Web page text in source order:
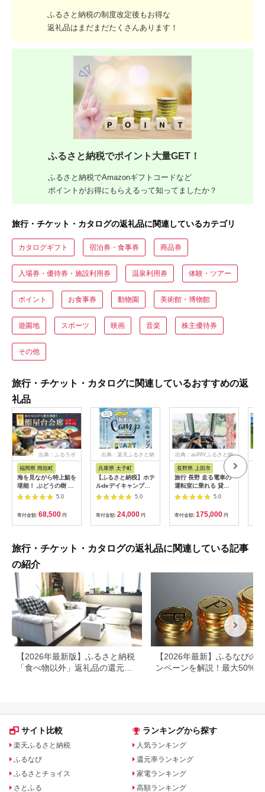
ふるさと納税の制度改定後もお得な
返礼品はまだまだたくさんあります！
ふるさと納税でポイント大量GET！
ふるさと納税でAmazonギフトコードなど
ポイントがお得にもらえるって知ってましたか？
旅行・チケット・カタログの返礼品に関連しているカテゴリ
カタログギフト 宿泊券・食事券 商品券
入場券・優待券・施設利用券 温泉利用券 体験・ツアー
ポイント お食事券 動物園 美術館・博物館
遊園地 スポーツ 映画 音楽 株主優待券
その他
旅行・チケット・カタログに関連しているおすすめの返
礼品
出典：ふるラボ
福岡県 岡垣町
海を見ながら特上鮨を
堪能！ ぶどうの樹 鮨
屋台ペア お食事券 海
鮮 海 屋台 食事 ペア
福岡県 岡垣町
5.0
寄付金額: 68,500 円
出典：楽天ふるさと納
兵庫県 太子町
【ふるさと納税】ホテ
ルdeデイキャンプ体
験チケット
【1364991】
5.0
寄付金額: 24,000 円
出典：auPAYふるさと納
長野県 上田市
旅行 長野 走る電車の
運転室に乗れる 貸切
列車でお仕事体験 体
験 チケット 電車 鉄道
列車 サービス 子供 子
ども こども 家族 長野
県
5.0
寄付金額: 175,000 円
旅行・チケット・カタログの返礼品に関連している記事
の紹介
【2026年最新版】ふるさと納税
「食べ物以外」返礼品の還元率
【2026年最新】ふるなびの
ンペーンを解説！最大50%還
サイト比較
楽天ふるさと納税
ふるなび
ふるさとチョイス
さとふる
ランキングから探す
人気ランキング
還元率ランキング
家電ランキング
高額ランキング